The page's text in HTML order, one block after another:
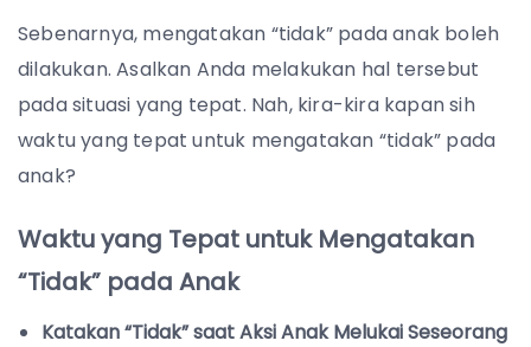
Sebenarnya, mengatakan “tidak” pada anak boleh
dilakukan. Asalkan Anda melakukan hal tersebut
pada situasi yang tepat. Nah, kira-kira kapan sih
waktu yang tepat untuk mengatakan “tidak” pada
anak?
Waktu yang Tepat untuk Mengatakan
“Tidak” pada Anak
Katakan “Tidak” saat Aksi Anak Melukai Seseorang